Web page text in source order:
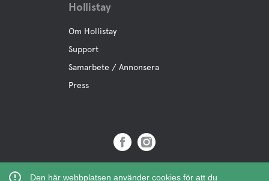
Den här webbplatsen använder cookies för att du
Hollistay
Om Hollistay
Support
Samarbete / Annonsera
Press